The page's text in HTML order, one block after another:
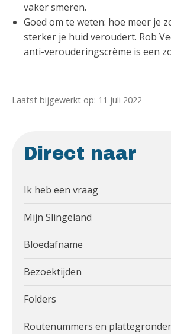
vaker smeren.
Goed om te weten: hoe meer je
sterker je huid veroudert. Rob
anti-verouderingscrème is een
Laatst bijgewerkt op: 11 juli 2022
Direct naar
Ik heb een vraag
Mijn Slingeland
Bloedafname
Bezoektijden
Folders
Routenummers en